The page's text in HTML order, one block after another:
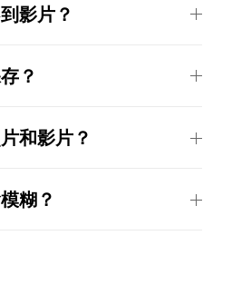
影片？
？
和影片？
糊？